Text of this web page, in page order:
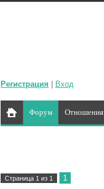
Регистрация Вход
Форум Отношения
Страница 1 из 1
1